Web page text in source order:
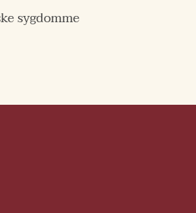
sygdomme